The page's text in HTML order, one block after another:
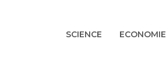
SCIENCE ECONOMIE